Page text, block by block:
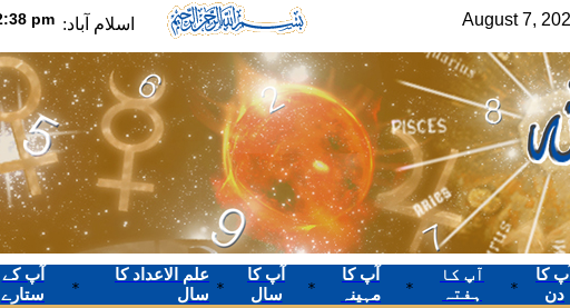
اسلام آباد:
آپ کا
دن
*
آپ کا
ہفتہ
*
آپ کا
مہینہ
*
آپ کا
سال
*
علم الاعداد کا
سال
*
آپ کے
ستارے